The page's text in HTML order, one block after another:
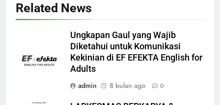
Related News
Ungkapan Gaul yang Wajib
Diketahui untuk Komunikasi
Kekinian di EF EFEKTA English for
Adults
admin
8 bulan ago 0